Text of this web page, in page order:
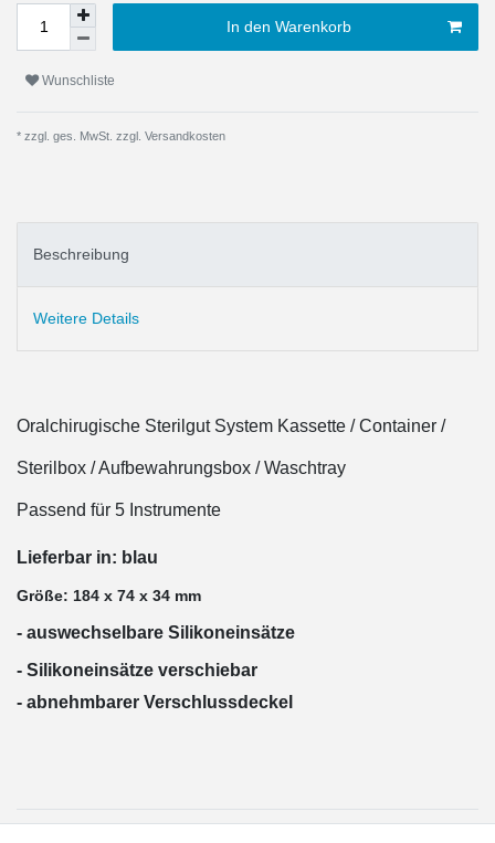
In den Warenkorb
Wunschliste
* zzgl. ges. MwSt. zzgl. Versandkosten
Beschreibung
Weitere Details
Oralchirugische Sterilgut System Kassette / Container /
Sterilbox / Aufbewahrungsbox / Waschtray
Passend für 5 Instrumente
Lieferbar in: blau
Größe: 184 x 74 x 34 mm
- auswechselbare Silikoneinsätze
- Silikoneinsätze verschiebar
- abnehmbarer Verschlussdeckel